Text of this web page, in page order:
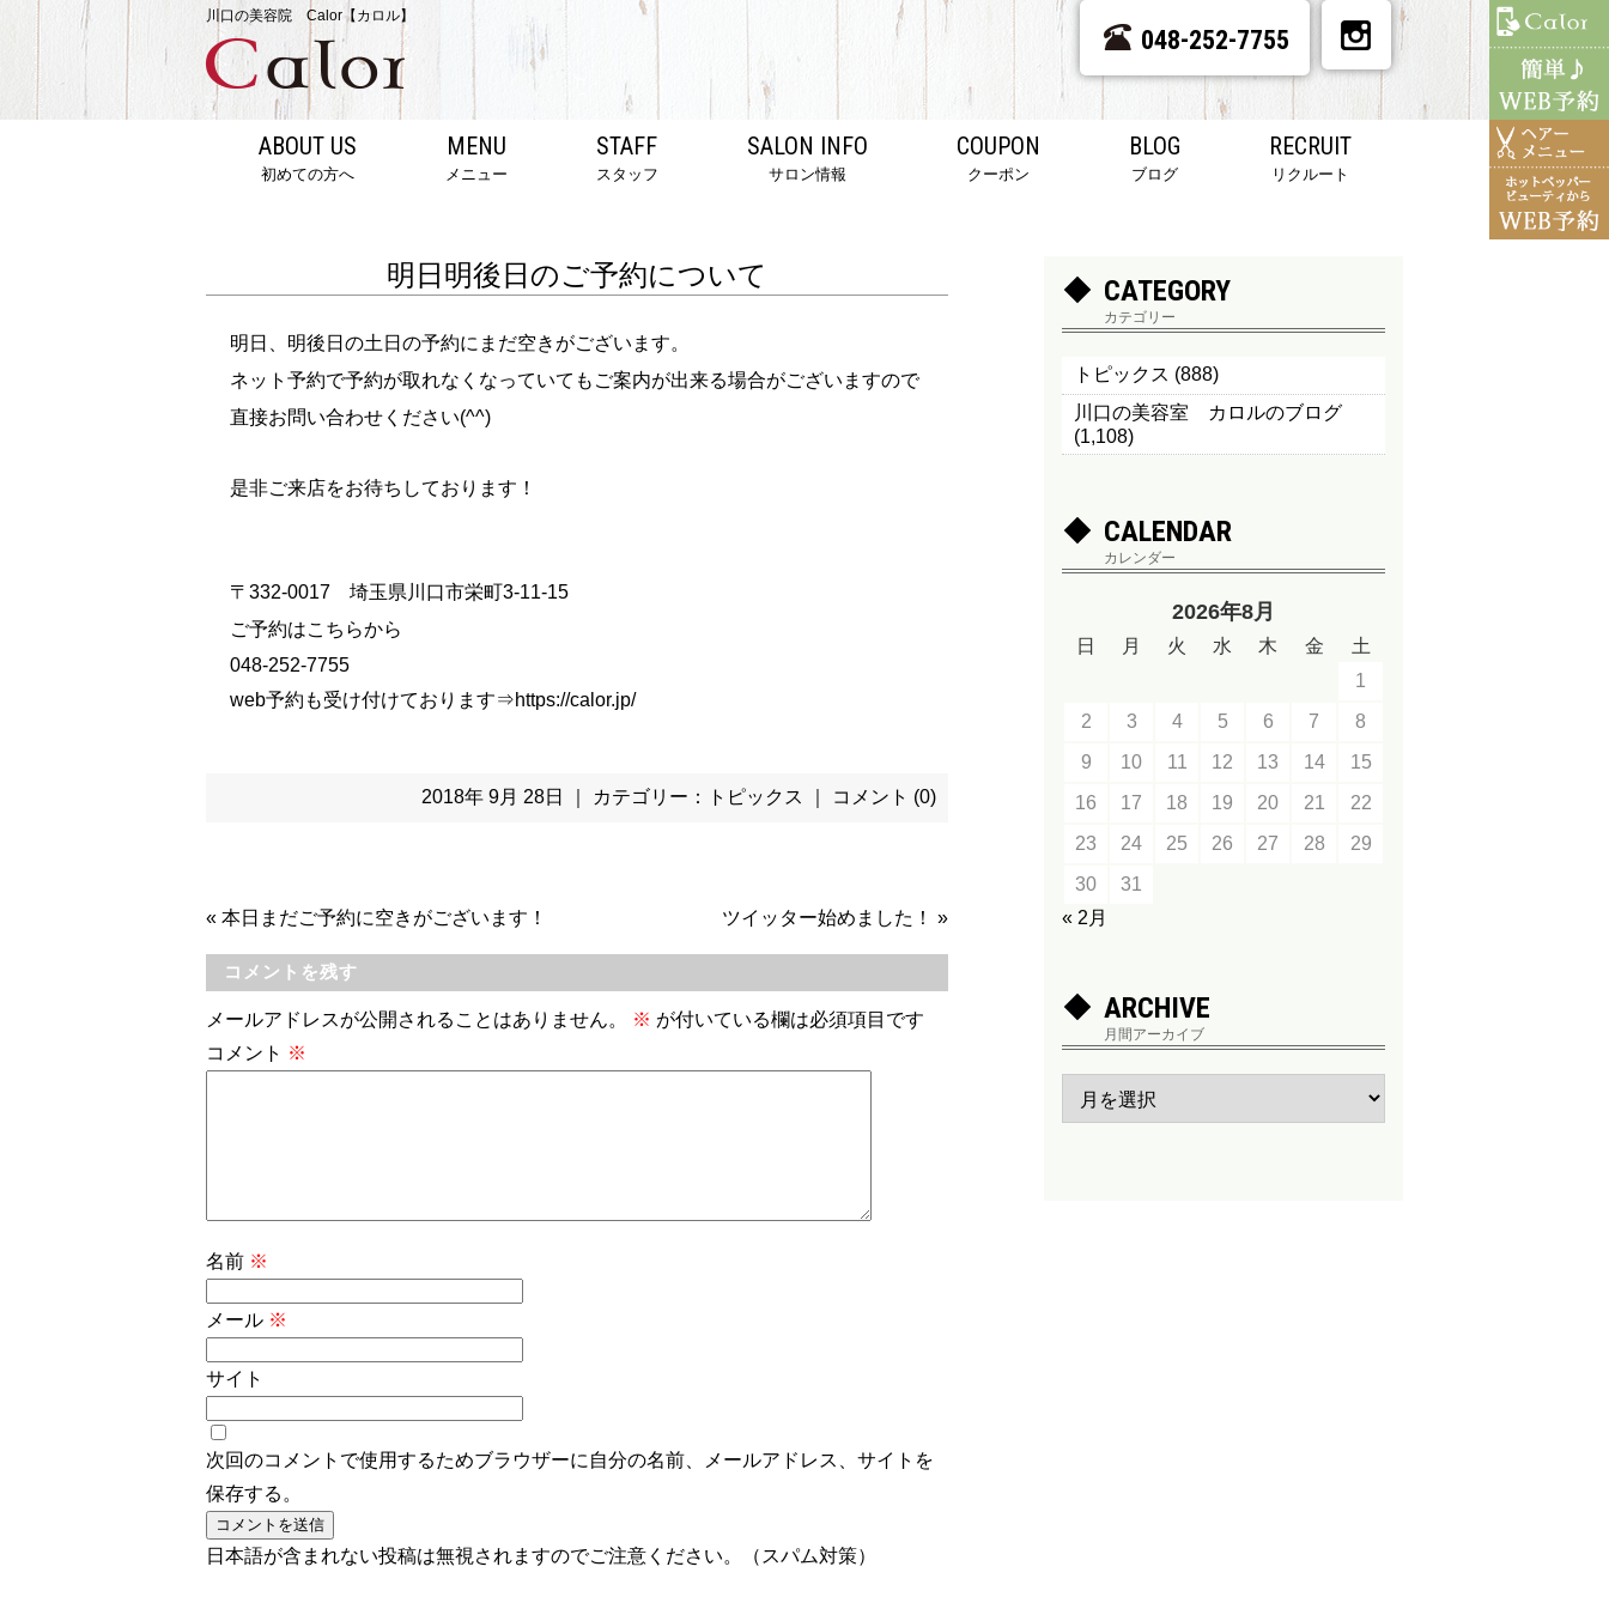
川口の美容院 Calor【カロル】
048-252-7755
ABOUT US
初めての方へ
MENU
メニュー
STAFF
スタッフ
SALON INFO
サロン情報
COUPON
クーポン
BLOG
ブログ
RECRUIT
リクルート
明日明後日のご予約について
明日、明後日の土日の予約にまだ空きがございます。
ネット予約で予約が取れなくなっていてもご案内が出来る場合がございますので
直接お問い合わせください(^^)
是非ご来店をお待ちしております！
〒332-0017 埼玉県川口市栄町3-11-15
ご予約はこちらから
048-252-7755
web予約も受け付けております⇒https://calor.jp/
2018年 9月 28日 ｜ カテゴリー： トピックス コメント (0)
« 本日まだご予約に空きがございます！ ツイッター始めました！ »
コメントを残す
メールアドレスが公開されることはありません。 ※ が付いている欄は必須項目です
コメント ※
名前 ※
メール ※
サイト
次回のコメントで使用するためブラウザーに自分の名前、メールアドレス、サイトを
保存する。
日本語が含まれない投稿は無視されますのでご注意ください。（スパム対策）
CATEGORY
カテゴリー
トピックス (888)
川口の美容室 カロルのブログ
(1,108)
CALENDAR
カレンダー
2026年8月
日 月 火 水 木 金
土
1
2
3 4 5 6 7
8
9
10 11 12 13 14
15
16
17 18 19 20 21
22
23
24 25 26 27 28
29
30
31
« 2月
ARCHIVE
月間アーカイブ